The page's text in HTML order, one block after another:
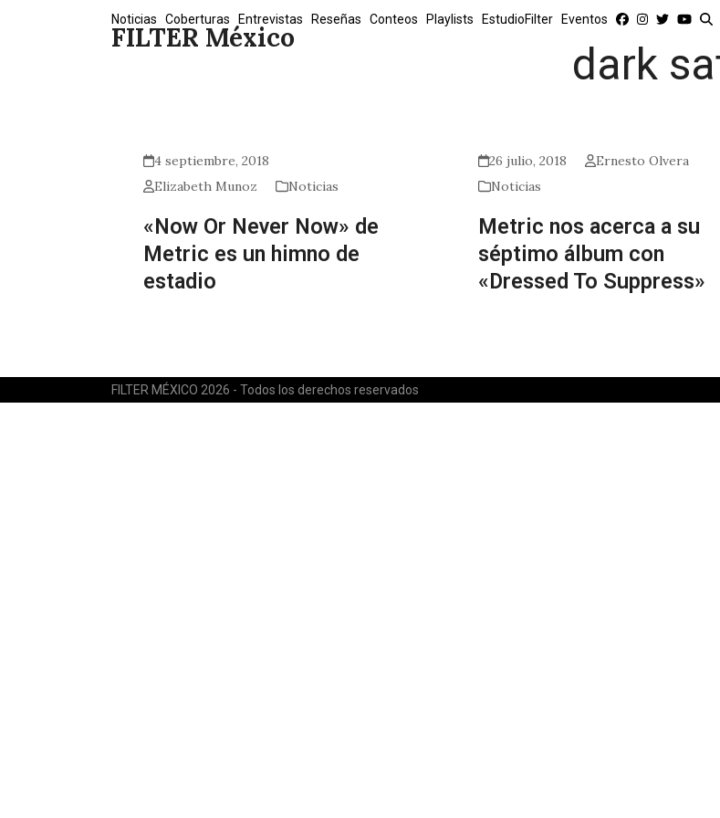
FILTER México
Noticias Coberturas Entrevistas Reseñas Conteos Playlists EstudioFilter Eventos
dark
4 septiembre, 2018
Elizabeth Munoz
Noticias
«Now Or Never Now» de
Metric es un himno de
estadio
26 julio, 2018
Ernesto Olvera
Noticias
Metric nos acerca a su
séptimo álbum con
«Dressed To Suppress»
FILTER MÉXICO 2026 - Todos los derechos reservados